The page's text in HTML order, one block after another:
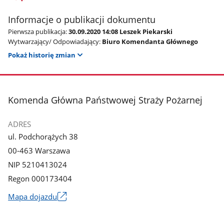
Informacje o publikacji dokumentu
Pierwsza publikacja:30.09.2020 14:08 Leszek Piekarski
Wytwarzający/ Odpowiadający: Biuro Komendanta Głównego
Pokaż historię zmian
stopka
Komenda Główna Państwowej Straży Pożarnej
ADRES
ul. Podchorążych 38
00-463 Warszawa
NIP 5210413024
Regon 000173404
Mapa dojazdu